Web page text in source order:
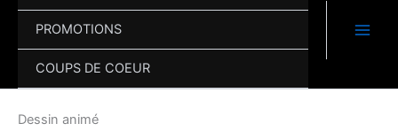
PROMOTIONS
COUPS DE COEUR
Dessin animé